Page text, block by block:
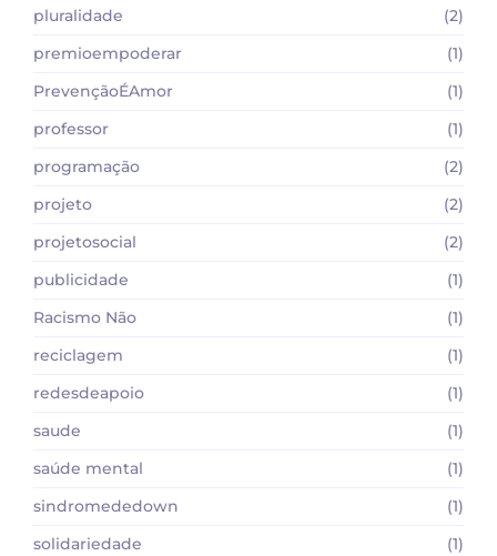
pluralidade
(2)
premioempoderar
(1)
PrevençãoÉAmor
(1)
professor
(1)
programação
(2)
projeto
(2)
projetosocial
(2)
publicidade
(1)
Racismo Não
(1)
reciclagem
(1)
redesdeapoio
(1)
saude
(1)
saúde mental
(1)
sindromededown
(1)
solidariedade
(1)